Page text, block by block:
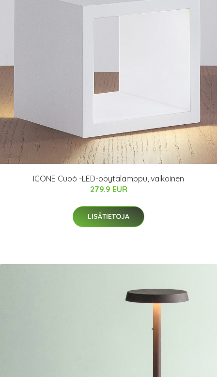
ICONE Cubò -LED-pöytälamppu, valkoinen
279.9 EUR
LISÄTIETOJA